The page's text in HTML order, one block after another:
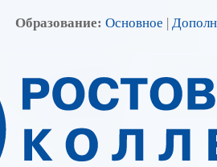
Образование: Основное |